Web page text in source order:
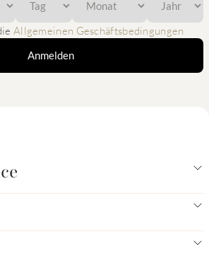
Allgemeinen Geschäftsbedingungen
Anmelden